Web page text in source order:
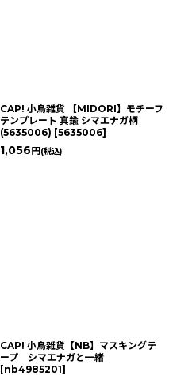
CAP! 小鳥雑貨 【MIDORI】モチーフ
テンプレート 真鍮 シマエナガ柄
(5635006) [5635006]
1,056 円 (税込)
CAP! 小鳥雑貨【NB】マスキングテ
ープ シマエナガと一緒
[nb4985201]